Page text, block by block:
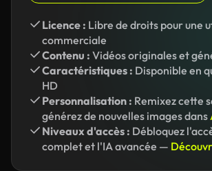
Licence : Libre de droits pour une
commerciale
Contenu : Vidéos originales et
Caractéristiques : Disponible en
HD
Personnalisation : Remixez cette
générez de nouvelles images dans
Niveaux d'accès : Débloquez
complet et l'IA avancée —